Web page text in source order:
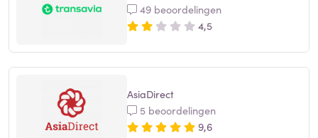
49 beoordelingen
4,5
AsiaDirect
5 beoordelingen
9,6